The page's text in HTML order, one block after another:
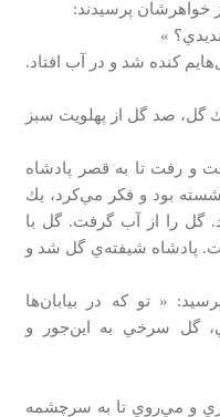
خواهرشان پرسيدند:
»
كنده شد و در آب افتاد.
گل‌، صد گل‌ از پهلويت سبز
و رفت تا به قصر پادشاه
بود و فكر مي‌كرد، يك
گل‌ را از آب گرفت. گل‌ با
پادشاه شيفته‌ي گل‌ شد و
« تو كه در بيابان‌ها
گل سرخي به اين‌جور و
و مي‌روي تا به سرچشمه